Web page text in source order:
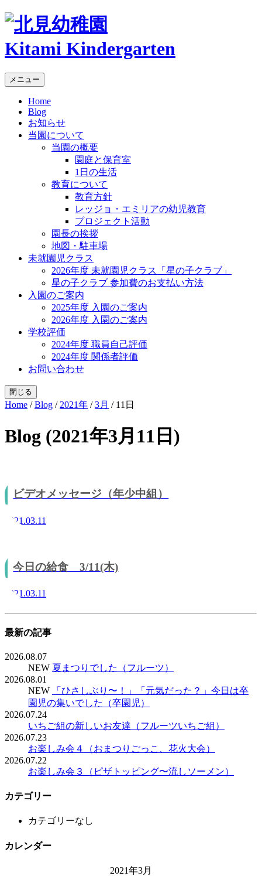
Kitami Kindergarten
メニュー
Home
Blog
お知らせ
当園について
当園の概要
園庭と保育室
1日の生活
教育について
教育方針
レッジョ・エミリアの幼児教育
プロジェクト活動
園長の挨拶
地図・駐車場
未就園児クラス
2026年度 未就園児クラス「星の子クラブ」
星の子クラブ 参加費のお支払い方法
入園のご案内
2025年度 入園のご案内
2026年度 入園のご案内
学校評価
2024年度 職員自己評価
2024年度 関係者評価
お問い合わせ
閉じる
Home /Blog / 2021年 /3月 / 11日
Blog (2021年3月11日)
ビデオメッセージ（年少中組）
2021.03.11
今日の給食 3/11(木)
2021.03.11
最新の記事
2026.08.07
NEW 夏まつりでした（フルーツ）
2026.08.01
NEW
「ひさしぶり〜！」「元気だった？」今日は卒
園児の集いでした（卒園児）
2026.07.24
いちご組の新しいお友達（フルーツいちご組）
2026.07.23
お楽しみ会４（おまつりごっこ、花火大会）
2026.07.22
お楽しみ会３（ピザトッピング〜流しソーメン）
カテゴリー
カテゴリーなし
カレンダー
2021年3月